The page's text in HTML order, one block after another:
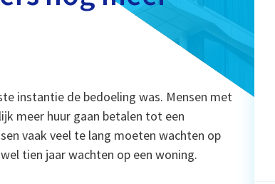
instantie de bedoeling was. Mensen met
meer huur gaan betalen tot een
vaak veel te lang moeten wachten op
tien jaar wachten op een woning.